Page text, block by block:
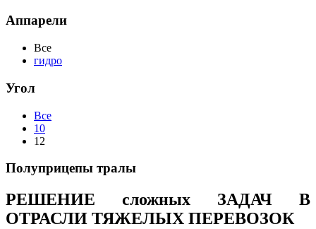
Аппарели
Все
гидро
Угол
Все
10
12
Полуприцепы тралы
РЕШЕНИЕ сложных ЗАДАЧ В
ОТРАСЛИ ТЯЖЕЛЫХ ПЕРЕВОЗОК